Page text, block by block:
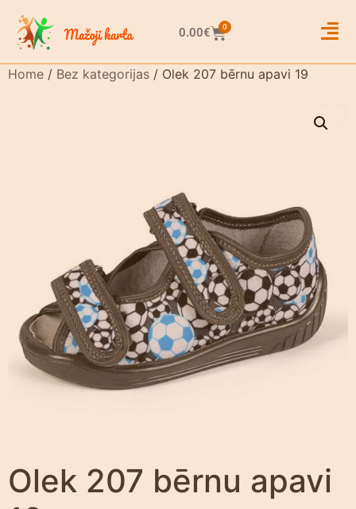
0.00€ 0
Home / Bez kategorijas / Olek 207 bērnu apavi 19
Olek 207 bērnu apavi